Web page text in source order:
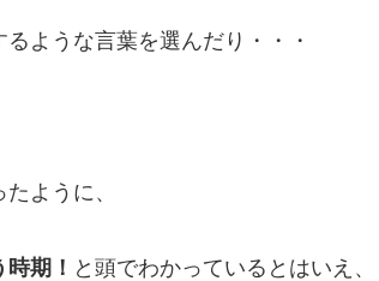
ような言葉を選んだり・・・
ように、
期！ と頭でわかっているとはいえ、